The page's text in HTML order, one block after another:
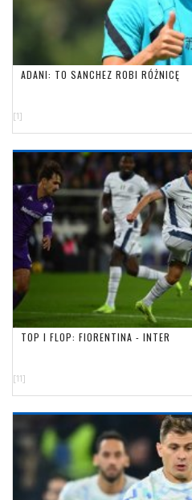
ADANI: TO SANCHEZ ROBI RÓŻNICĘ
[1]
TOP I FLOP: FIORENTINA - INTER
[11]